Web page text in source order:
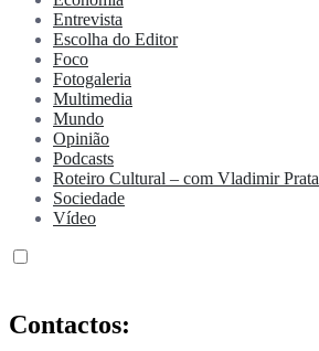
Entrevista
Escolha do Editor
Foco
Fotogaleria
Multimedia
Mundo
Opinião
Podcasts
Roteiro Cultural – com Vladimir Prata
Sociedade
Vídeo
Contactos: